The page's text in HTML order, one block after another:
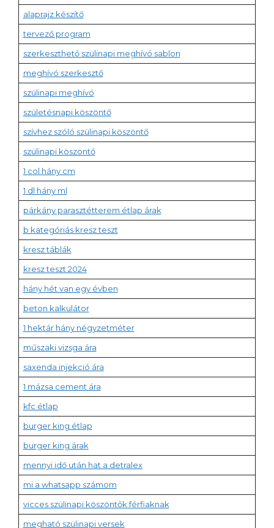
alaprajz készítő
tervező program
szerkeszthető szülinapi meghívó sablon
meghívó szerkesztő
szülinapi meghívó
születésnapi köszöntő
szívhez szóló szülinapi köszöntő
szülinapi köszöntő
1 col hány cm
1 dl hány ml
párkány parasztétterem étlap árak
b kategóriás kresz teszt
kresz táblák
kresz teszt 2024
hány hét van egy évben
beton kalkulátor
1 hektár hány négyzetméter
műszaki vizsga ára
saxenda injekció ára
1 mázsa cement ára
kfc étlap
burger king étlap
burger king árak
mennyi idő után hat a detralex
mi a whatsapp számom
vicces szülinapi köszöntők férfiaknak
megható szülinapi versek